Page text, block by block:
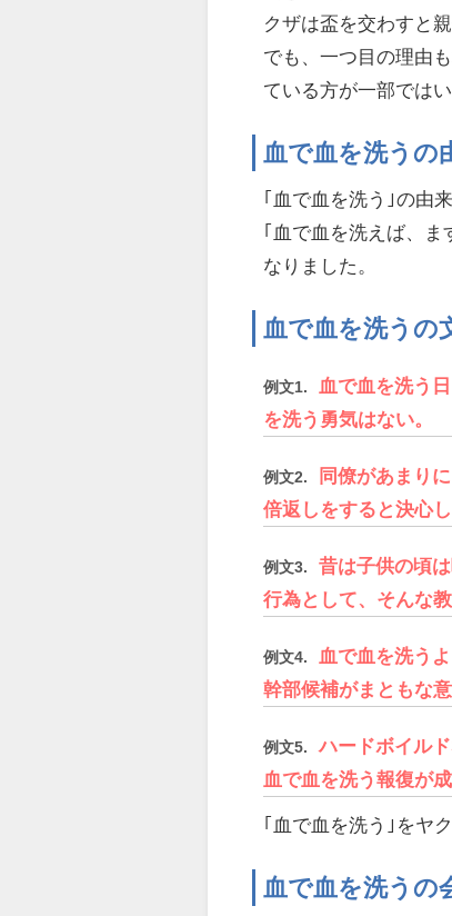
クザは盃を交わすと
でも、一つ目の理由
ている方が一部ではい
血で血を洗うの
｢血で血を洗う｣の由
｢血で血を洗えば、
なりました。
血で血を洗うの
例文1.
血で血を洗う
を洗う勇気はない。
例文2.
同僚があまり
倍返しをすると決心し
例文3.
昔は子供の頃
行為として、そんな
例文4.
血で血を洗う
幹部候補がまともな
例文5.
ハードボイル
血で血を洗う報復が
｢血で血を洗う｣をヤ
血で血を洗うの